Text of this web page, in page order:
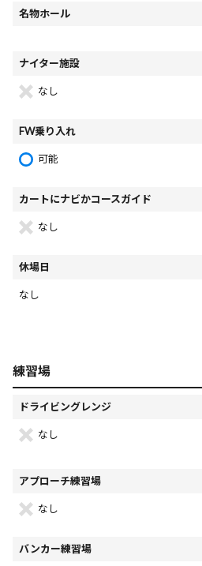
名物ホール
ナイター施設
なし
FW乗り入れ
可能
カートにナビかコースガイド
なし
休場日
なし
練習場
ドライビングレンジ
なし
アプローチ練習場
なし
バンカー練習場